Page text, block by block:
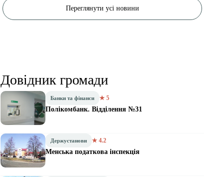
Переглянути усі новини
Довідник громади
Банки та фінанси ★ 5
Полікомбанк. Відділення №31
Держустанови ★ 4.2
Менська податкова інспекція